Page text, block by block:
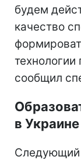
будем
качество
сообщил
в Украине
Следующий